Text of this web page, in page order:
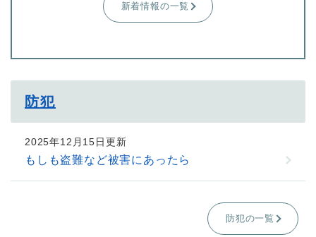
新着情報の一覧
防犯
2025年12月15日更新
もしも盗難など被害にあったら
防犯の一覧